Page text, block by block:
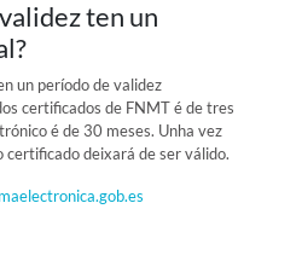
ten un
un período de validez
certificados de FNMT é de tres
é de 30 meses. Unha vez
deixará de ser válido.